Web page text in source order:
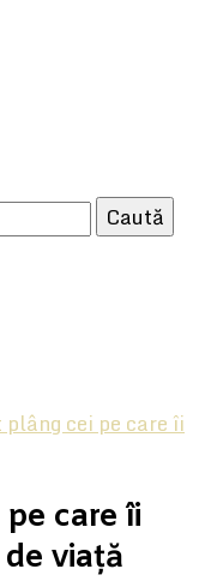
cei pe care îi
care îi
viață